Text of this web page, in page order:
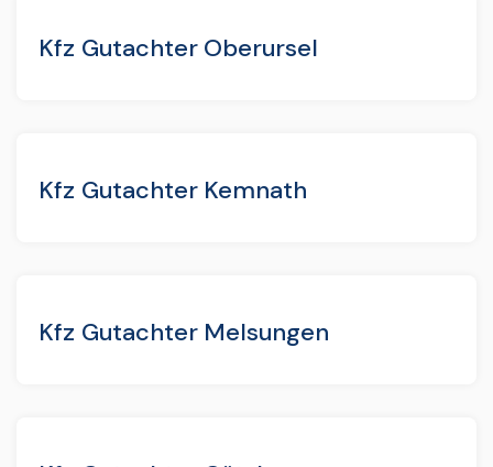
Kfz Gutachter Oberursel
Kfz Gutachter Kemnath
Kfz Gutachter Melsungen